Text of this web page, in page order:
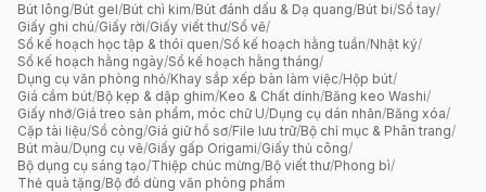
Bút lông/Bút gel/Bút chì kim/Bút đánh dấu & Dạ quang/Bút bi/Sổ tay/
Giấy ghi chú/Giấy rời/Giấy viết thư/Sổ vẽ/
Sổ kế hoạch học tập & thói quen/Sổ kế hoạch hằng tuần/Nhật ký/
Sổ kế hoạch hằng ngày/Sổ kế hoạch hằng tháng/
Dụng cụ văn phòng nhỏ/Khay sắp xếp bàn làm việc/Hộp bút/
Giá cắm bút/Bộ kẹp & dập ghim/Keo & Chất dính/Băng keo Washi/
Giấy nhớ/Giá treo sản phẩm, móc chữ U/Dụng cụ dán nhãn/Băng xóa/
Cặp tài liệu/Sổ còng/Giá giữ hồ sơ/File lưu trữ/Bộ chỉ mục & Phân trang/
Bút màu/Dụng cụ vẽ/Giấy gấp Origami/Giấy thủ công/
Bộ dụng cụ sáng tạo/Thiệp chúc mừng/Bộ viết thư/Phong bì/
Thẻ quà tặng/Bộ đồ dùng văn phòng phẩm